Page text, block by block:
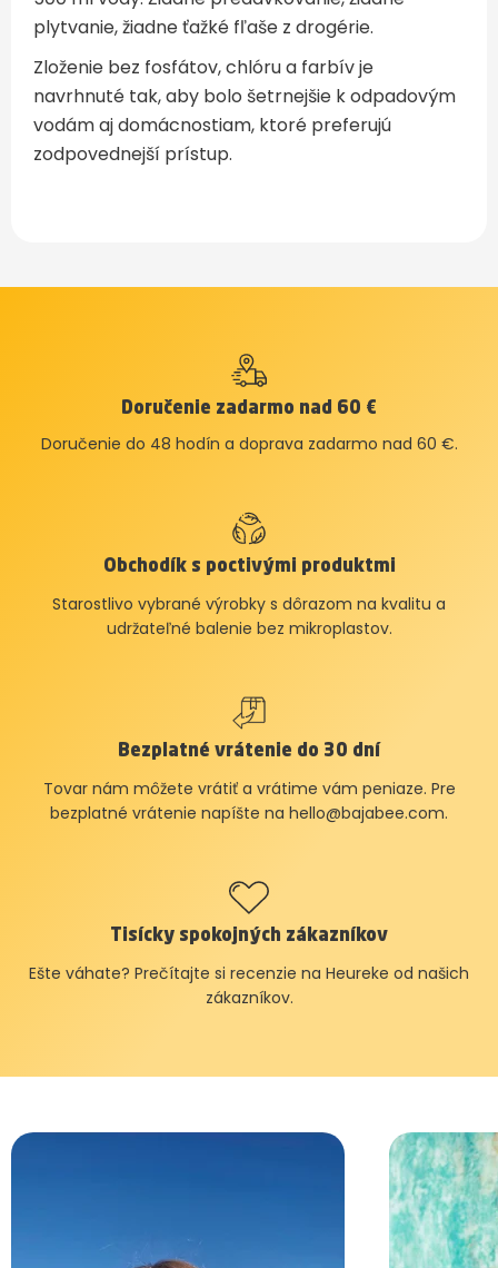
plytvanie, žiadne ťažké fľaše z drogérie.
Zloženie bez fosfátov, chlóru a farbív je
navrhnuté tak, aby bolo šetrnejšie k odpadovým
vodám aj domácnostiam, ktoré preferujú
zodpovednejší prístup.
Doručenie zadarmo nad 60 €
Doručenie do 48 hodín a doprava zadarmo nad 60 €.
Obchodík s poctivými produktmi
Starostlivo vybrané výrobky s dôrazom na kvalitu a
udržateľné balenie bez mikroplastov.
Bezplatné vrátenie do 30 dní
Tovar nám môžete vrátiť a vrátime vám peniaze. Pre
bezplatné vrátenie napíšte na hello@bajabee.com.
Tisícky spokojných zákazníkov
Ešte váhate? Prečítajte si recenzie na Heureke od našich
zákazníkov.